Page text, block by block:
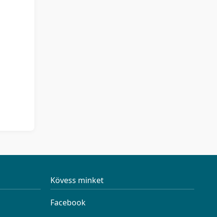
Kövess minket
Facebook